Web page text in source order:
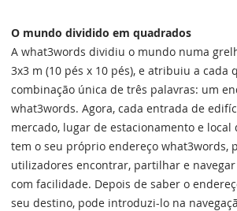
O mundo dividido em quadrados
A what3words dividiu o mundo numa
3x3 m (10 pés x 10 pés), e atribuiu a cada
combinação única de três palavras: um
what3words. Agora, cada entrada de
mercado, lugar de estacionamento e local
tem o seu próprio endereço what3words,
utilizadores encontrar, partilhar e
com facilidade. Depois de saber o
seu destino, pode introduzi-lo na